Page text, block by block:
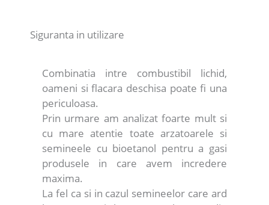
Siguranta in utilizare
Combinatia intre combustibil lichid,
oameni si flacara deschisa poate fi una
periculoasa.
Prin urmare am analizat foarte mult si
cu mare atentie toate arzatoarele si
semineele cu bioetanol pentru a gasi
produsele in care avem incredere
maxima.
La fel ca si in cazul semineelor care ard